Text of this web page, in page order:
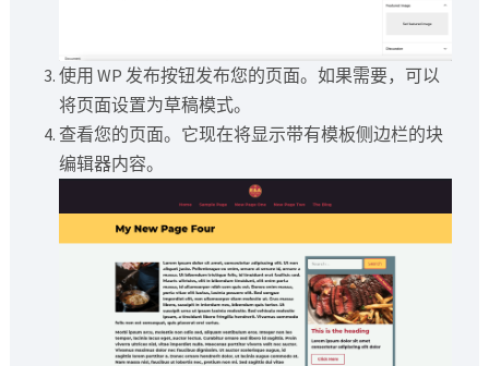
使用 WP 发布按钮发布您的页面。如果需要，可以
将页面设置为草稿模式。
查看您的页面。它现在将显示带有模板侧边栏的块
编辑器内容。